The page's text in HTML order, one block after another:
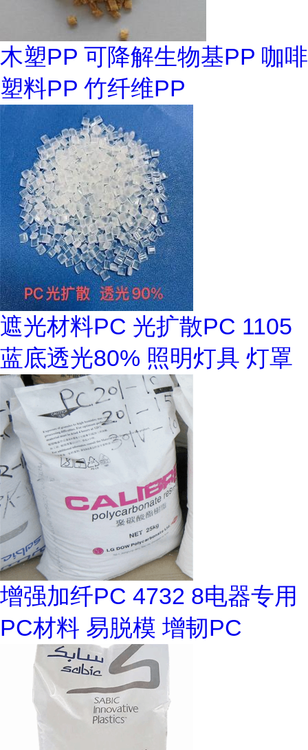
木塑PP 可降解生物基PP 咖啡
塑料PP 竹纤维PP
遮光材料PC 光扩散PC 1105
蓝底透光80% 照明灯具 灯罩
增强加纤PC 4732 8电器专用
PC材料 易脱模 增韧PC